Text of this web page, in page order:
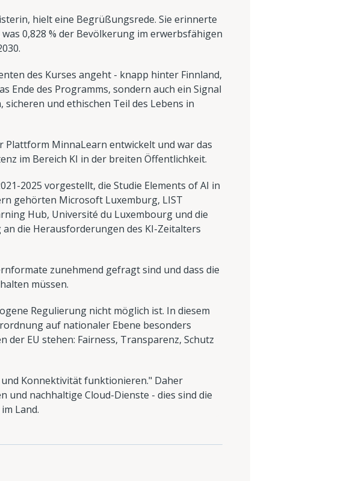
hielt eine Begrüßungsrede. Sie erinnerte
0,828 % der Bevölkerung im erwerbsfähigen
des Kurses angeht - knapp hinter Finnland,
Ende des Programms, sondern auch ein Signal
und ethischen Teil des Lebens in
Plattform MinnaLearn entwickelt und war das
im Bereich KI in der breiten Öffentlichkeit.
2025 vorgestellt, die Studie Elements of AI in
gehörten Microsoft Luxemburg, LIST
Hub, Université du Luxembourg und die
die Herausforderungen des KI-Zeitalters
zunehmend gefragt sind und dass die
müssen.
Regulierung nicht möglich ist. In diesem
auf nationaler Ebene besonders
EU stehen: Fairness, Transparenz, Schutz
Konnektivität funktionieren." Daher
und nachhaltige Cloud-Dienste - dies sind die
Land.